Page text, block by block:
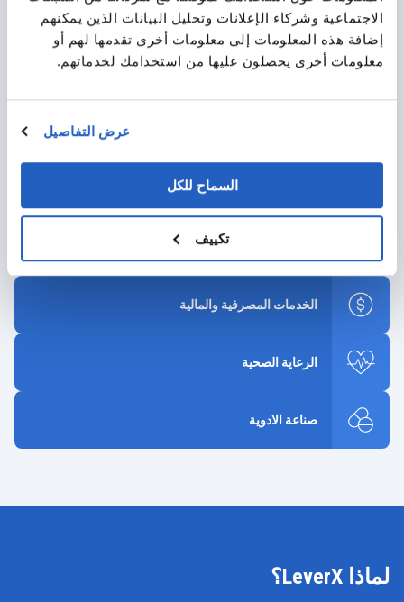
الاجتماعية وشركاء الإعلانات وتحليل البيانات الذين يمكنهم
إضافة هذه المعلومات إلى معلومات أخرى تقدمها لهم أو
معلومات أخرى يحصلون عليها من استخدامك لخدماتهم.
عرض التفاصيل
السماح للكل
تكييف
التصنيع الصناعي
النقل والخدمات اللوجستية
تجارة التجزئة والجملة
الخدمات المصرفية والمالية
الرعاية الصحية
صناعة الادوية
لماذا LeverX؟